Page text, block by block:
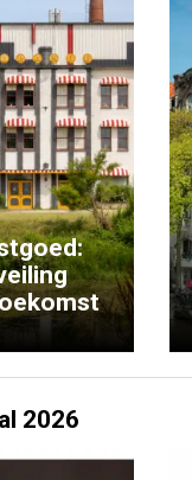
2026